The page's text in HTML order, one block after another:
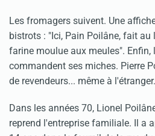
Les fromagers suivent. Une
bistrots : "Ici, Pain Poilâne, fait au
farine moulue aux meules". Enfin,
commandent ses miches. Pierre
de revendeurs... même à l'étranger.
Dans les années 70, Lionel
reprend l'entreprise familiale. Il a